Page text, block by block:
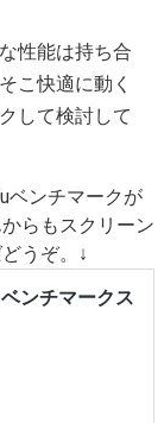
性能は持ち合
こ快適に動く
して検討して
ベンチマークが
らもスクリーン
うぞ。↓